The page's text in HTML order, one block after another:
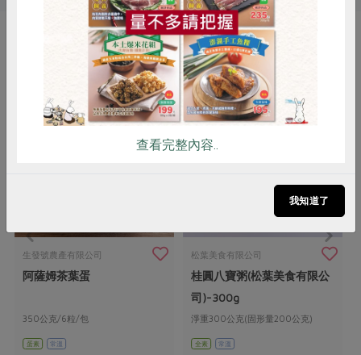
你可能有興趣的產品
生發號農產有限公司
阿薩姆茶葉蛋
350公克/6粒/包
蛋素 常溫
松葉美食有限公司
桂圓八寶粥(松葉美食有限公
司)-300g
淨重300公克(固形量200公克)
全素 常溫
雞蛋 食安 共同購買
查看完整內容..
我知道了